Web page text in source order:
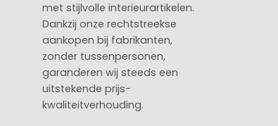
met stijlvolle interieurartikelen.
Dankzij onze rechtstreekse
aankopen bij fabrikanten,
zonder tussenpersonen,
garanderen wij steeds een
uitstekende prijs-
kwaliteitverhouding.